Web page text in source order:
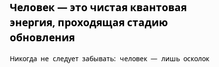
Человек — это чистая квантовая
энергия, проходящая стадию
обновления
Никогда не следует забывать: человек — лишь осколок